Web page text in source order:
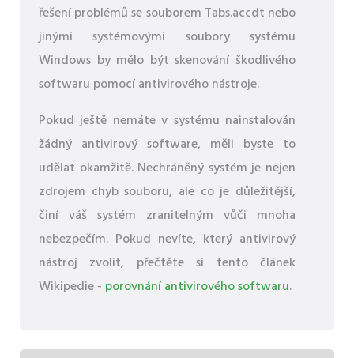
řešení problémů se souborem Tabs.accdt nebo
jinými systémovými soubory systému
Windows by mělo být skenování škodlivého
softwaru pomocí antivirového nástroje.
Pokud ještě nemáte v systému nainstalován
žádný antivirový software, měli byste to
udělat okamžitě. Nechráněný systém je nejen
zdrojem chyb souboru, ale co je důležitější,
činí váš systém zranitelným vůči mnoha
nebezpečím. Pokud nevíte, který antivirový
nástroj zvolit, přečtěte si tento článek
Wikipedie - porovnání antivirového softwaru.